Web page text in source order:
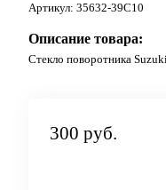
Артикул: 35632-39C10
Описание товара:
Стекло поворотника
300 руб.